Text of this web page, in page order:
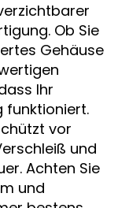
Ob Sie
Gehäuse
Ihr
funktioniert.
vor
und
Achten Sie
und